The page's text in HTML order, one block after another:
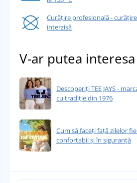
Curățire profesională -
interzisă
V-ar putea interesa
Descoperiți TEE JAYS -
cu tradiție din 1976
Cum să faceți față zilelor
confortabil și în siguranță